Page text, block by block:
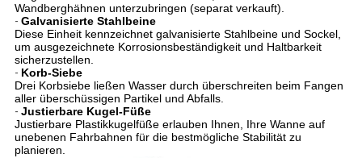
Wandberghähnen unterzubringen (separat verkauft).
- Galvanisierte Stahlbeine
Diese Einheit kennzeichnet galvanisierte Stahlbeine und Sockel,
um ausgezeichnete Korrosionsbeständigkeit und Haltbarkeit
sicherzustellen.
- Korb-Siebe
Drei Korbsiebe ließen Wasser durch überschreiten beim Fangen
aller überschüssigen Partikel und Abfalls.
- Justierbare Kugel-Füße
Justierbare Plastikkugelfüße erlauben Ihnen, Ihre Wanne auf
unebenen Fahrbahnen für die bestmögliche Stabilität zu
planieren.